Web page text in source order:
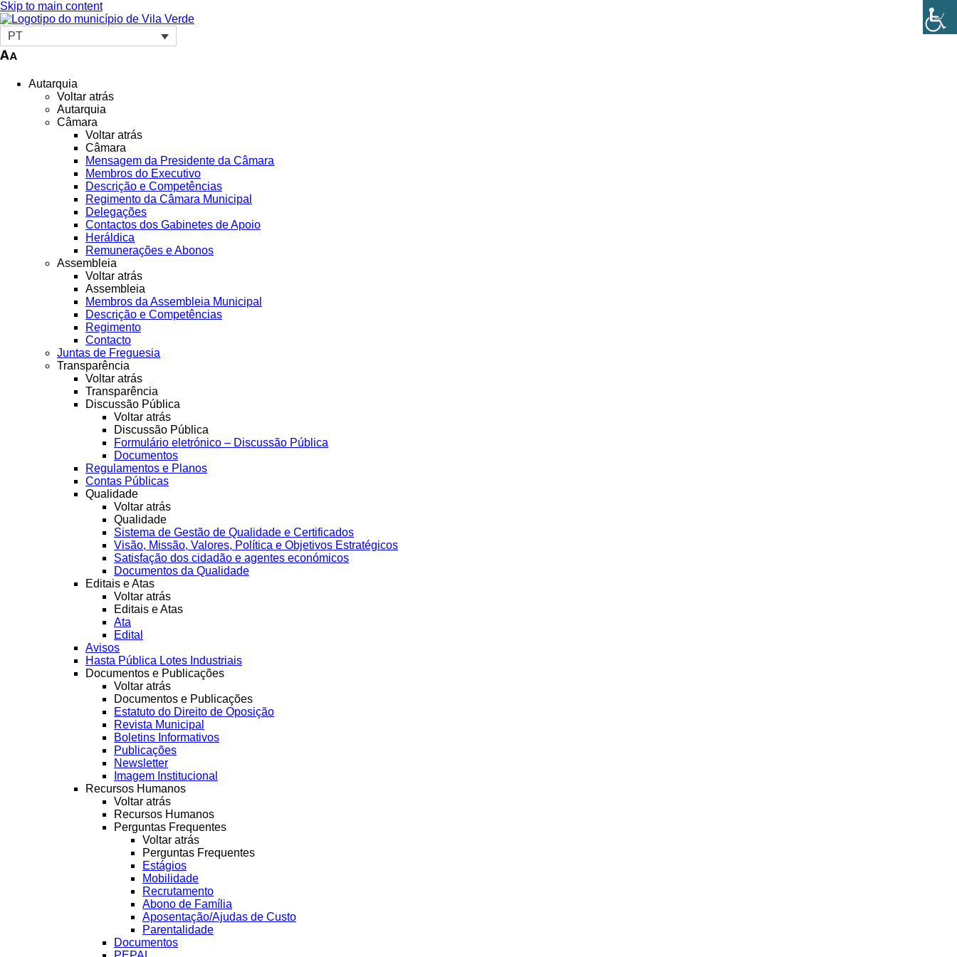
Skip to main content
PT
Autarquia
Voltar atrás
Autarquia
Câmara
Voltar atrás
Câmara
Mensagem da Presidente da Câmara
Membros do Executivo
Descrição e Competências
Regimento da Câmara Municipal
Delegações
Contactos dos Gabinetes de Apoio
Heráldica
Remunerações e Abonos
Assembleia
Voltar atrás
Assembleia
Membros da Assembleia Municipal
Descrição e Competências
Regimento
Contacto
Juntas de Freguesia
Transparência
Voltar atrás
Transparência
Discussão Pública
Voltar atrás
Discussão Pública
Formulário eletrónico – Discussão Pública
Documentos
Regulamentos e Planos
Contas Públicas
Qualidade
Voltar atrás
Qualidade
Sistema de Gestão de Qualidade e Certificados
Visão, Missão, Valores, Política e Objetivos Estratégicos
Satisfação dos cidadão e agentes económicos
Documentos da Qualidade
Editais e Atas
Voltar atrás
Editais e Atas
Ata
Edital
Avisos
Hasta Pública Lotes Industriais
Documentos e Publicações
Voltar atrás
Documentos e Publicações
Estatuto do Direito de Oposição
Revista Municipal
Boletins Informativos
Publicações
Newsletter
Imagem Institucional
Recursos Humanos
Voltar atrás
Recursos Humanos
Perguntas Frequentes
Voltar atrás
Perguntas Frequentes
Estágios
Mobilidade
Recrutamento
Abono de Família
Aposentação/Ajudas de Custo
Parentalidade
Documentos